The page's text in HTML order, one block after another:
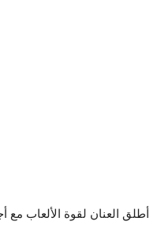
أطلق العنان لقوة الألعاب مع